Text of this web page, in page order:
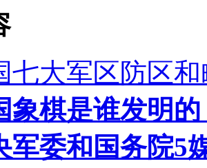
七大军区防区
象棋是谁发明的
军委和国务院5